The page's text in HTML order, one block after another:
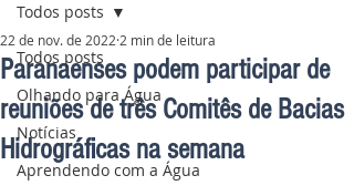
Todos posts
Olhando para Água
Notícias
Aprendendo com a Água
Todos posts
Paranaenses podem participar de
reuniões de três Comitês de Bacias
Hidrográficas na semana
22 de nov. de 2022 2 min de leitura